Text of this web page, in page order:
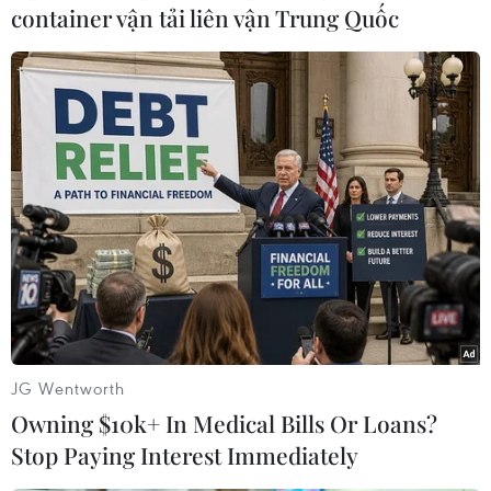
hoang dã (WFF), dự báo thế giới có thể sử dụng
100% năng lượng táisinh vào năm 2050. Hầu hết
các kịch bản được nghiên cứu đều đánh giá
năng lượngtái sinh sẽ là nguồn cung cấp năng
lượng ít khí thải carbon vào năm 2050
nhiềuhơn cả năng lượng hạt nhân hoặc năng
lượng hóa thạch sử dụng công nghệ thu vàtồn
trữ CO2./.
(TTXVN/Vietnam+)
container vận tải liên vận Trung Quốc
JG Wentworth
Owning $10k+ In Medical Bills Or Loans?
Stop Paying Interest Immediately